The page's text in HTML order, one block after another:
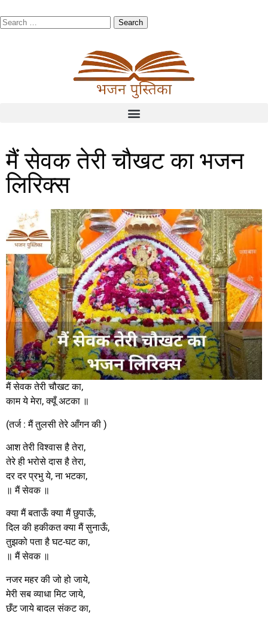
मैं सेवक तेरी चौखट का भजन
लिरिक्स
मैं सेवक तेरी चौखट का,
काम ये मेरा, क्यूँ अटका ॥
(तर्ज : मैं तुलसी तेरे आँगन की )
आश तेरी विश्वास है तेरा,
तेरे ही भरोसे दास है तेरा,
दर दर प्रभु ये, ना भटका,
॥ मैं सेवक ॥
क्या मैं बताऊँ क्या मैं छुपाऊँ,
दिल की हकीकत क्या मैं सुनाऊँ,
तुझको पता है घट-घट का,
॥ मैं सेवक ॥
नजर महर की जो हो जाये,
मेरी सब व्याधा मिट जाये,
छँट जाये बादल संकट का,